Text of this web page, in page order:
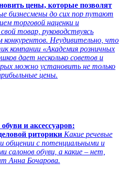
цены, которые позволят
бизнесмены до сих пор путают
торговой наценки и
товар, руководствуясь
конкурентов. Неудивительно, что
компании «Академия розничных
дает несколько советов и
можно установить не только
цены.
и аксессуаров:
риторики Какие речевые
общении с потенциальными и
салонов обуви, а какие – нет,
Анна Бочарова.